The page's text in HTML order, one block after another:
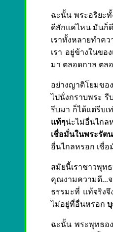
ฉะนั้น พระอริยะ
ดีสักแค่ไหน มันก็
เราทั้งหลายทำค
เรา อยู่ข้างในขอ
มา ตลอดกาล ตลอ
อย่างญาติโยมขอ
ไปนั่งกราบพระ รี
รีบมา ก็ได้แต่รีบเ
แท้ๆน่ะไม่อื่นไกล
เชื่อมั่นในพระรัต
อื่นไกลหรอก เชื่
สมัยนี้เราชาวพุท
คุณงามความดี...
ธรรมะที่ แท้จริงจึ
ไม่อยู่ที่อื่นหรอก
ฉะนั้น พระพุทธอง